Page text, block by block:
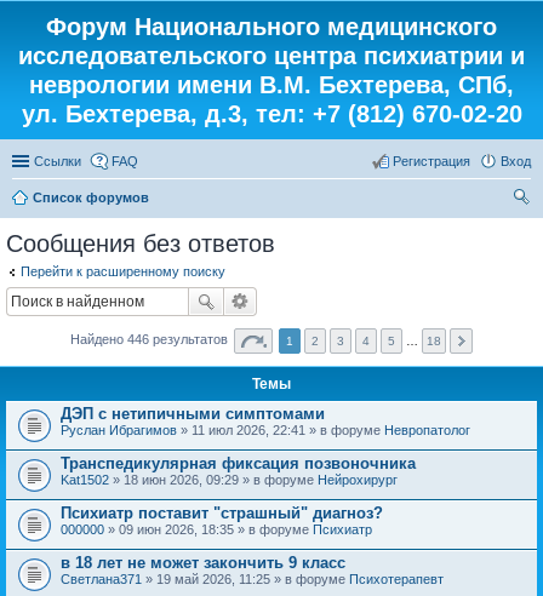
Форум Национального медицинского
исследовательского центра психиатрии и
неврологии имени В.М. Бехтерева, СПб,
ул. Бехтерева, д.3, тел: +7 (812) 670-02-20
Ссылки FAQ Вход
Регистрация
Список форумов
Сообщения без ответов
Перейти к расширенному поиску
Найдено 446 результатов 1 2 3 4 5 18
Темы
ДЭП с нетипичными симптомами
Руслан Ибрагимов » 11 июл 2026, 22:41 » в форуме Невропатолог
Транспедикулярная фиксация позвоночника
Kat1502 » 18 июн 2026, 09:29 » в форуме Нейрохирург
Психиатр поставит "страшный" диагноз?
000000 » 09 июн 2026, 18:35 » в форуме Психиатр
в 18 лет не может закончить 9 класс
Светлана371 » 19 май 2026, 11:25 » в форуме Психотерапевт